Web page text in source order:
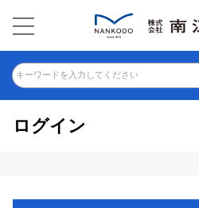
キーワードを入力してください
ログイン